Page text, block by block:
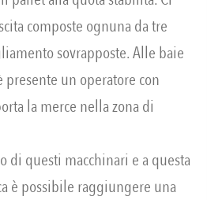
composte ognuna da tre
sovrapposte. Alle baie
presente un operatore con
la merce nella zona di
di questi macchinari e a questa
è possibile raggiungere una